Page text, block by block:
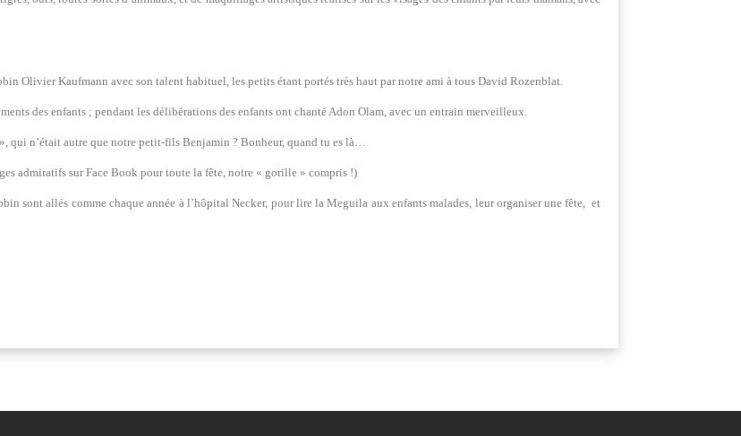
Olivier Kaufmann avec son talent habituel, les petits étant portés très haut par notre ami à tous David Rozenblat.
des enfants ; pendant les délibérations des enfants ont chanté Adon Olam, avec un entrain merveilleux.
qui n’était autre que notre petit-fils Benjamin ? Bonheur, quand tu es là…
admiratifs sur Face Book pour toute la fête, notre « gorille » compris !)
sont allés comme chaque année à l’hôpital Necker, pour lire la Meguila aux enfants malades, leur organiser une fête, et